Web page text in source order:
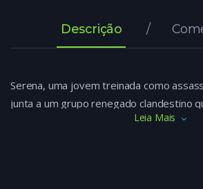
Descrição
Serena, uma jovem treinada como
junta a um grupo renegado clandestino
para impedir que um pistoleiroLeia Mais